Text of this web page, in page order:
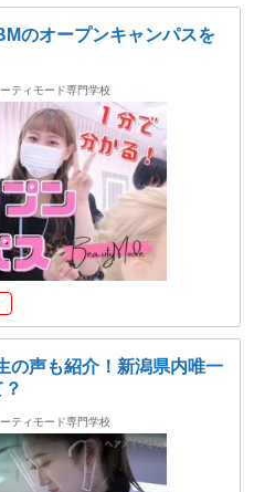
のオープンキャンパスを
ティモード専門学校
の声も紹介！新潟県内唯一
ティモード専門学校